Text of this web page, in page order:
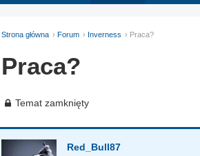
Strona główna Forum Inverness Praca?
Praca?
Temat zamknięty
Red_Bull87